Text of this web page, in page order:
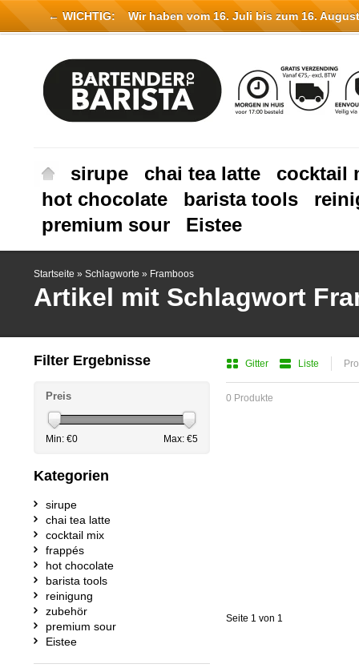
sirupe chai tea latte
cocktail
hot chocolate
barista tools
premium sour
Eistee
Startseite » Schlagworte » Framboos
Artikel mit Schlagwort
Gitter Liste
0 Produkte
Seite 1 von 1
Filter Ergebnisse
Preis
Min: €0 Max: €5
Kategorien
sirupe
chai tea latte
cocktail mix
frappés
hot chocolate
barista tools
reinigung
zubehör
premium sour
Eistee
← WICHTIG: Wir haben vom 16. Juli bis zum 16.